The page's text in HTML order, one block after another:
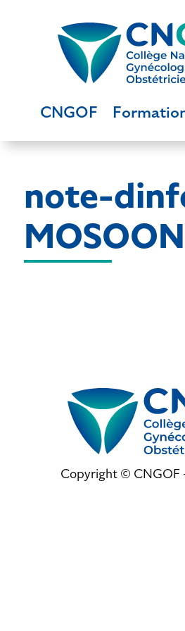
CNGOF
note-
Copyright © CNGOF